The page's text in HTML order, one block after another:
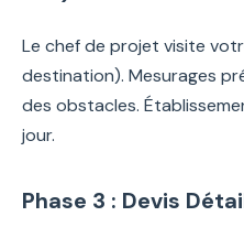
Le chef de projet visite
destination). Mesurages
des obstacles.
jour.
Phase 3 : Devis